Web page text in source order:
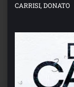
CARRISI, DONATO